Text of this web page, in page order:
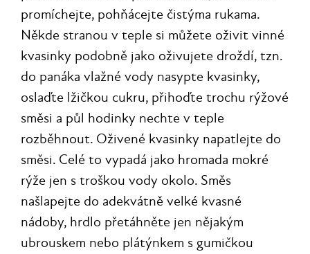
promíchejte, pohňácejte čistýma rukama.
Někde stranou v teple si můžete oživit vinné
kvasinky podobně jako oživujete droždí, tzn.
do panáka vlažné vody nasypte kvasinky,
oslaďte lžičkou cukru, přihoďte trochu rýžové
směsi a půl hodinky nechte v teple
rozběhnout. Oživené kvasinky napatlejte do
směsi. Celé to vypadá jako hromada mokré
rýže jen s troškou vody okolo. Směs
našlapejte do adekvátně velké kvasné
nádoby, hrdlo přetáhněte jen nějakým
ubrouskem nebo plátýnkem s gumičkou